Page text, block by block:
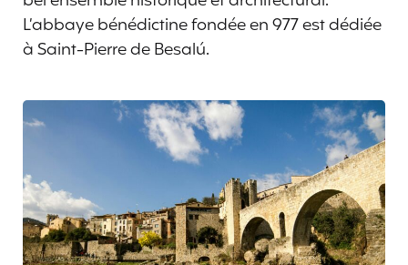
L’abbaye bénédictine fondée en 977 est dédiée
à Saint-Pierre de Besalú.